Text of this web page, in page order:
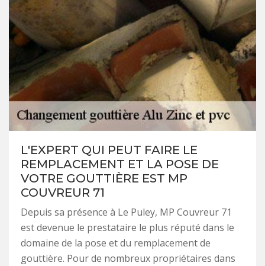
L'EXPERT QUI PEUT FAIRE LE
REMPLACEMENT ET LA POSE DE
VOTRE GOUTTIÈRE EST MP
COUVREUR 71
Depuis sa présence à Le Puley, MP Couvreur 71
est devenue le prestataire le plus réputé dans le
domaine de la pose et du remplacement de
gouttière. Pour de nombreux propriétaires dans